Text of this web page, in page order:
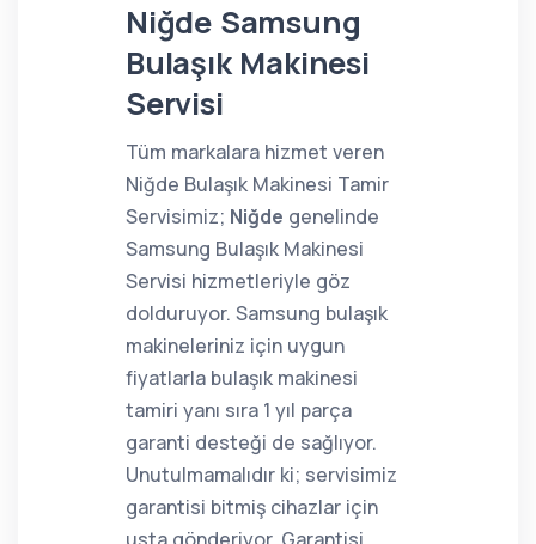
Niğde Samsung
Bulaşık Makinesi
Servisi
Tüm markalara hizmet veren
Niğde Bulaşık Makinesi Tamir
Servisimiz; Niğde genelinde
Samsung Bulaşık Makinesi
Servisi hizmetleriyle göz
dolduruyor. Samsung bulaşık
makineleriniz için uygun
fiyatlarla bulaşık makinesi
tamiri yanı sıra 1 yıl parça
garanti desteği de sağlıyor.
Unutulmamalıdır ki; servisimiz
garantisi bitmiş cihazlar için